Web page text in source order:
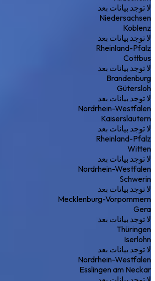
لا توجد بيانات بعد
Niedersachsen
Koblenz
لا توجد بيانات بعد
Rheinland-Pfalz
Cottbus
لا توجد بيانات بعد
Brandenburg
Gütersloh
لا توجد بيانات بعد
Nordrhein-Westfalen
Kaiserslautern
لا توجد بيانات بعد
Rheinland-Pfalz
Witten
لا توجد بيانات بعد
Nordrhein-Westfalen
Schwerin
لا توجد بيانات بعد
Mecklenburg-Vorpommern
Gera
لا توجد بيانات بعد
Thüringen
Iserlohn
لا توجد بيانات بعد
Nordrhein-Westfalen
Esslingen am Neckar